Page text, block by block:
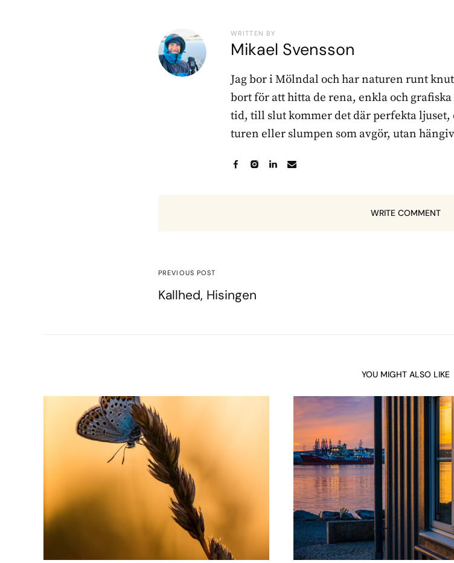
WRITTEN BY
Mikael Svensson
Jag bor i Mölndal och har naturen runt
bort för att hitta de rena, enkla och
tid, till slut kommer det där perfekta ljuset,
turen eller slumpen som avgör, utan
WRITE COMMENT
PREVIOUS POST
Kallhed, Hisingen
YOU MIGHT ALSO LIKE